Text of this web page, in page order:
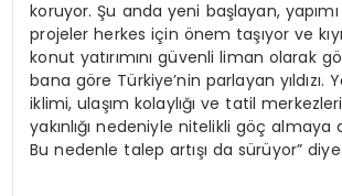
koruyor. Şu anda yeni başlayan,
projeler herkes için önem taşıyor ve
konut yatırımını güvenli liman olarak
bana göre Türkiye’nin parlayan yıldızı.
iklimi, ulaşım kolaylığı ve tatil
yakınlığı nedeniyle nitelikli göç
Bu nedenle talep artışı da sürüyor”